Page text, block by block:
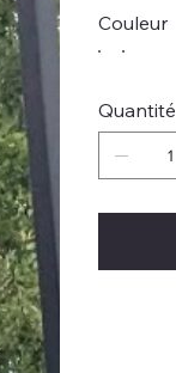
Couleur
Quantité